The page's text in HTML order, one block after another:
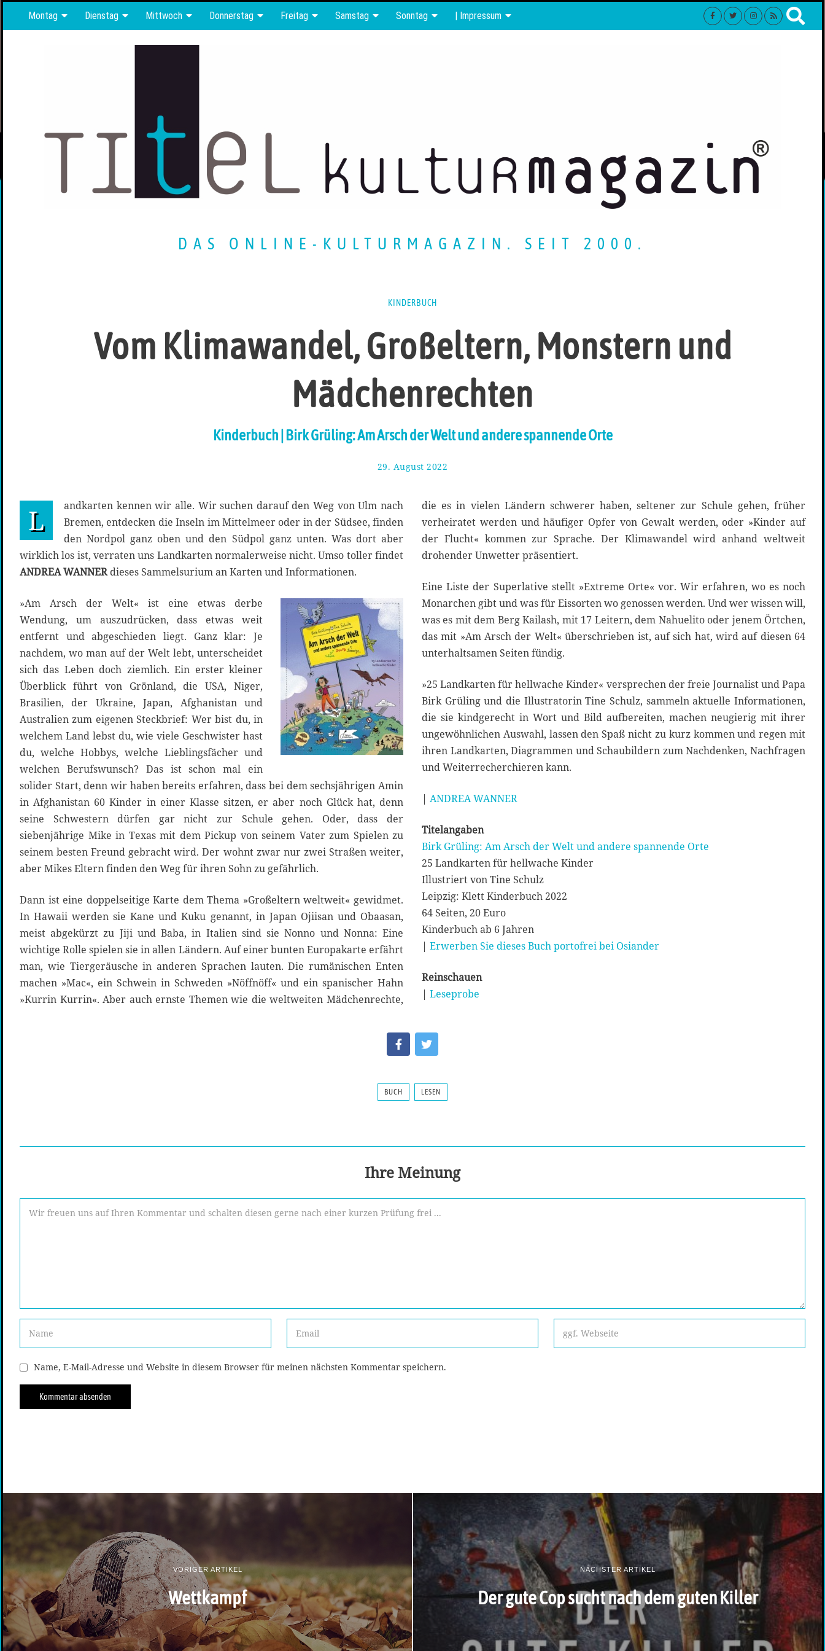
Montag Dienstag Mittwoch Donnerstag Freitag Samstag Sonntag | Impressum
DAS ONLINE-KULTURMAGAZIN. SEIT 2000.
KINDERBUCH
Vom Klimawandel, Großeltern, Monstern und
Mädchenrechten
Kinderbuch | Birk Grüling: Am Arsch der Welt und andere spannende Orte
29. August 2022
e
p
t
e
m
r
2
2
2
L
andkarten kennen wir alle. Wir suchen darauf den Weg von Ulm nach
Bremen, entdecken die Inseln im Mittelmeer oder in der Südsee, finden
den Nordpol ganz oben und den Südpol ganz unten. Was dort aber
wirklich los ist, verraten uns Landkarten normalerweise nicht. Umso toller findet
ANDREA WANNERdieses Sammelsurium an Karten und Informationen.
»Am Arsch der Welt« ist eine etwas derbe
Wendung, um auszudrücken, dass etwas weit
entfernt und abgeschieden liegt. Ganz klar: Je
nachdem, wo man auf der Welt lebt, unterscheidet
sich das Leben doch ziemlich. Ein erster kleiner
Überblick führt von Grönland, die USA, Niger,
Brasilien, der Ukraine, Japan, Afghanistan und
Australien zum eigenen Steckbrief: Wer bist du, in
welchem Land lebst du, wie viele Geschwister hast
du, welche Hobbys, welche Lieblingsfächer und
welchen Berufswunsch? Das ist schon mal ein
solider Start, denn wir haben bereits erfahren, dass bei dem sechsjährigen Amin
in Afghanistan 60 Kinder in einer Klasse sitzen, er aber noch Glück hat, denn
seine Schwestern dürfen gar nicht zur Schule gehen. Oder, dass der
siebenjährige Mike in Texas mit dem Pickup von seinem Vater zum Spielen zu
seinem besten Freund gebracht wird. Der wohnt zwar nur zwei Straßen weiter,
aber Mikes Eltern finden den Weg für ihren Sohn zu gefährlich.
Dann ist eine doppelseitige Karte dem Thema »Großeltern weltweit« gewidmet.
In Hawaii werden sie Kane und Kuku genannt, in Japan Ojiisan und Obaasan,
meist abgekürzt zu Jiji und Baba, in Italien sind sie Nonno und Nonna: Eine
wichtige Rolle spielen sie in allen Ländern. Auf einer bunten Europakarte erfährt
man, wie Tiergeräusche in anderen Sprachen lauten. Die rumänischen Enten
machen »Mac«, ein Schwein in Schweden »Nöffnöff« und ein spanischer Hahn
»Kurrin Kurrin«. Aber auch ernste Themen wie die weltweiten Mädchenrechte,
die es in vielen Ländern schwerer haben, seltener zur Schule gehen, früher
verheiratet werden und häufiger Opfer von Gewalt werden, oder »Kinder auf
der Flucht« kommen zur Sprache. Der Klimawandel wird anhand weltweit
drohender Unwetter präsentiert.
Eine Liste der Superlative stellt »Extreme Orte« vor. Wir erfahren, wo es noch
Monarchen gibt und was für Eissorten wo genossen werden. Und wer wissen will,
was es mit dem Berg Kailash, mit 17 Leitern, dem Nahuelito oder jenem Örtchen,
das mit »Am Arsch der Welt« überschrieben ist, auf sich hat, wird auf diesen 64
unterhaltsamen Seiten fündig.
»25 Landkarten für hellwache Kinder« versprechen der freie Journalist und Papa
Birk Grüling und die Illustratorin Tine Schulz, sammeln aktuelle Informationen,
die sie kindgerecht in Wort und Bild aufbereiten, machen neugierig mit ihrer
ungewöhnlichen Auswahl, lassen den Spaß nicht zu kurz kommen und regen mit
ihren Landkarten, Diagrammen und Schaubildern zum Nachdenken, Nachfragen
und Weiterrecherchieren kann.
| ANDREA WANNER
Titelangaben
Birk Grüling: Am Arsch der Welt und andere spannende Orte
25 Landkarten für hellwache Kinder
Illustriert von Tine Schulz
Leipzig: Klett Kinderbuch 2022
64 Seiten, 20 Euro
Kinderbuch ab 6 Jahren
| Erwerben Sie dieses Buch portofrei bei Osiander
Reinschauen
| Leseprobe
BUCH LESEN
Ihre Meinung
Name, E-Mail-Adresse und Website in diesem Browser für meinen nächsten Kommentar speichern.
VORIGER ARTIKEL
Wettkampf
NÄCHSTER ARTIKEL
Der gute Cop sucht nach dem guten Killer